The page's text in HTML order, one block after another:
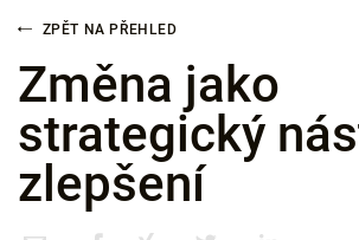
ZPĚT NA PŘEHLED
Změna jako
strategický
zlepšení